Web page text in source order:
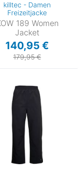
killtec - Damen
Freizeitjacke
189 Women
Jacket
140,95 €
179,95 €